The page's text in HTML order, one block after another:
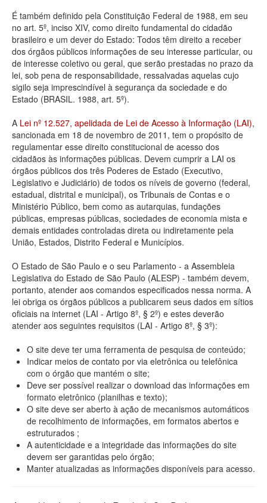
Administração
Legislação
Agenda
Perguntas frequentes
Contato
É também definido pela Constituição Federal de 1988, em seu
no art. 5º, inciso XIV, como direito fundamental do cidadão
brasileiro e um dever do Estado: Todos têm direito a receber
dos órgãos públicos informações de seu interesse particular, ou
de interesse coletivo ou geral, que serão prestadas no prazo da
lei, sob pena de responsabilidade, ressalvadas aquelas cujo
sigilo seja imprescindível à segurança da sociedade e do
Estado (BRASIL. 1988, art. 5º).
A Lei nº 12.527, apelidada de Lei de Acesso à Informação (LAI),
sancionada em 18 de novembro de 2011, tem o propósito de
regulamentar esse direito constitucional de acesso dos
cidadãos às informações públicas. Devem cumprir a LAI os
órgãos públicos dos três Poderes de Estado (Executivo,
Legislativo e Judiciário) de todos os níveis de governo (federal,
estadual, distrital e municipal), os Tribunais de Contas e o
Ministério Público, bem como as autarquias, fundações
públicas, empresas públicas, sociedades de economia mista e
demais entidades controladas direta ou indiretamente pela
União, Estados, Distrito Federal e Municípios.
O Estado de São Paulo e o seu Parlamento - a Assembleia
Legislativa do Estado de São Paulo (ALESP) - também devem,
portanto, atender aos comandos especificados nessa norma. A
lei obriga os órgãos públicos a publicarem seus dados em sítios
oficiais na internet (LAI - Artigo 8º, § 2º) e estes deverão
atender aos seguintes requisitos (LAI - Artigo 8º, § 3º):
O site deve ter uma ferramenta de pesquisa de conteúdo;
Indicar meios de contato por via eletrônica ou telefônica
com o órgão que mantém o site;
Deve ser possível realizar o download das informações em
formato eletrônico (planilhas e texto);
O site deve ser aberto à ação de mecanismos automáticos
de recolhimento de informações, em formatos abertos e
estruturados ;
A autenticidade e a integridade das informações do site
devem ser garantidas pelo órgão;
Manter atualizadas as informações disponíveis para acesso.